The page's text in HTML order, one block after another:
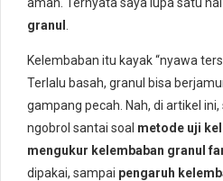
granul
Kelembaban itu kayak “nyawa
Terlalu basah, granul bisa
gampang pecah. Nah, di artikel
ngobrol santai soal metode uji
mengukur kelembaban granul
dipakai, sampai pengaruh